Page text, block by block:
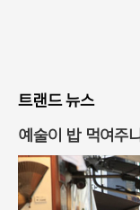
트랜드 뉴스
예술이 밥 먹여주